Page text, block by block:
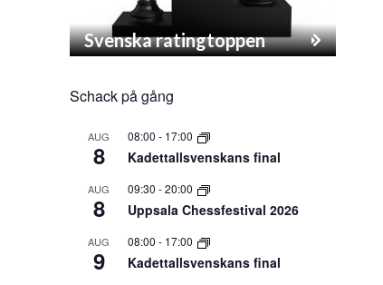
Svenska ratingtoppen
Schack på gång
AUG
8
08:00 - 17:00
Kadettallsvenskans final
AUG
8
09:30 -20:00
Uppsala Chessfestival 2026
AUG
9
08:00 - 17:00
Kadettallsvenskans final